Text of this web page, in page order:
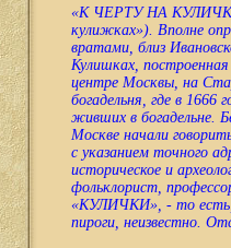
«К ЧЕРТУ НА
кулижках»). Вполне
вратами, близ
Кулишках,
центре Москвы, на
богадельня, где в 1666
живших в богадельне.
Москве начали
с указанием точного
историческое и
фольклорист,
«КУЛИЧКИ», - то
пироги, неизвестно.